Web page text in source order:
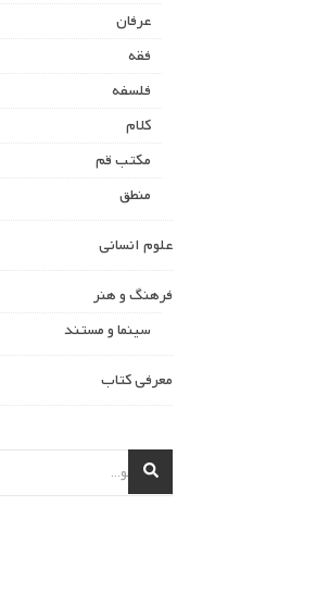
عرفان
فقه
فلسفه
کلام
مکتب قم
منطق
علوم انسانی
فرهنگ و هنر
سینما و مستند
معرفی کتاب